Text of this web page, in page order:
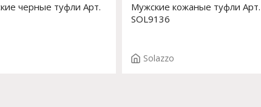
черные туфли Арт.
Мужские кожаные туфли Арт.
SOL9136
Solazzo